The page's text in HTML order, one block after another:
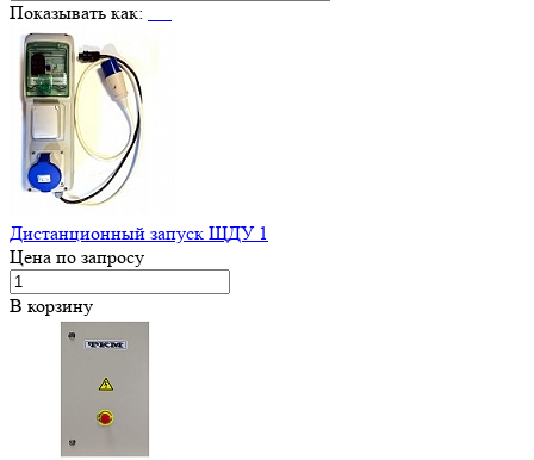
Показывать как:
Дистанционный запуск ЩДУ 1
Цена по запросу
В корзину